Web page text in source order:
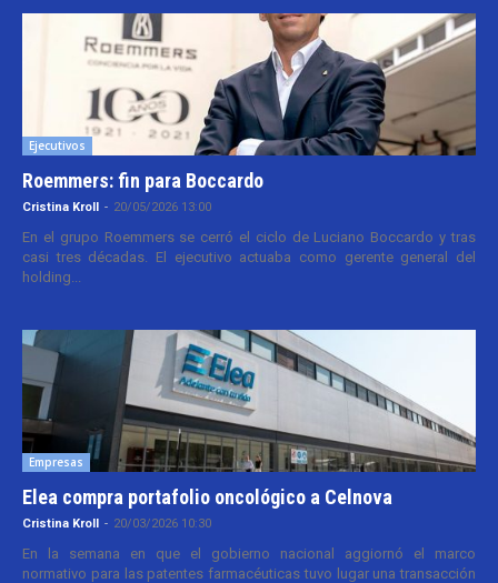
Ejecutivos
Roemmers: fin para Boccardo
Cristina Kroll - 20/05/2026 13:00
En el grupo Roemmers se cerró el ciclo de Luciano Boccardo y tras
casi tres décadas. El ejecutivo actuaba como gerente general del
holding...
Empresas
Elea compra portafolio oncológico a Celnova
Cristina Kroll - 20/03/2026 10:30
En la semana en que el gobierno nacional aggiornó el marco
normativo para las patentes farmacéuticas tuvo lugar una transacción